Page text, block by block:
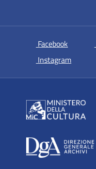
Facebook si apre
Instagramsi apre